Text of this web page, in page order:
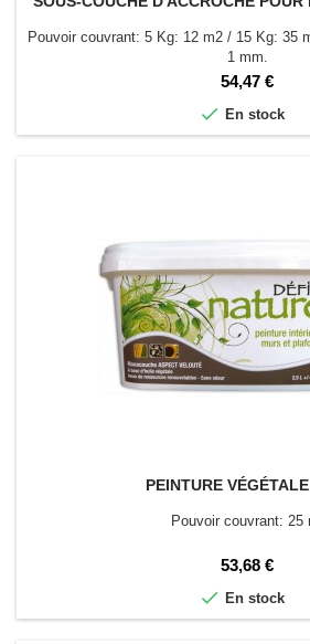
Pouvoir couvrant: 5 Kg: 12 m2 / 15 Kg: 35
1 mm.
Prix
54,47 €
 En stock
PEINTURE
Pouvoir couvrant: 25
Prix
53,68 €
 En stock